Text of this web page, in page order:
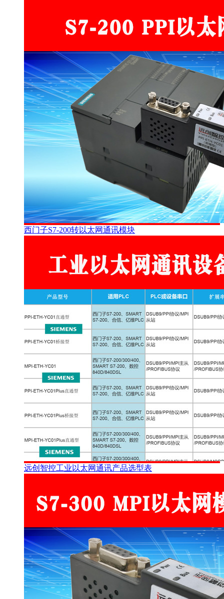
西门子S7-200转以太网通讯模块
远创智控工业以太网通讯产品选型表